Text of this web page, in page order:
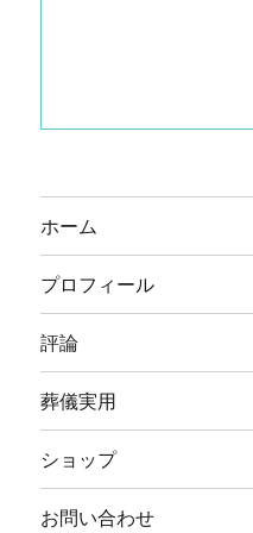
ホーム
プロフィール
評論
葬儀実用
ショップ
お問い合わせ